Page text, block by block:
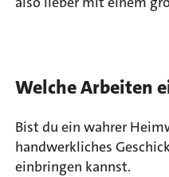
Welche Arbeiten
Bist du ein wahrer
handwerkliches
einbringen kannst.